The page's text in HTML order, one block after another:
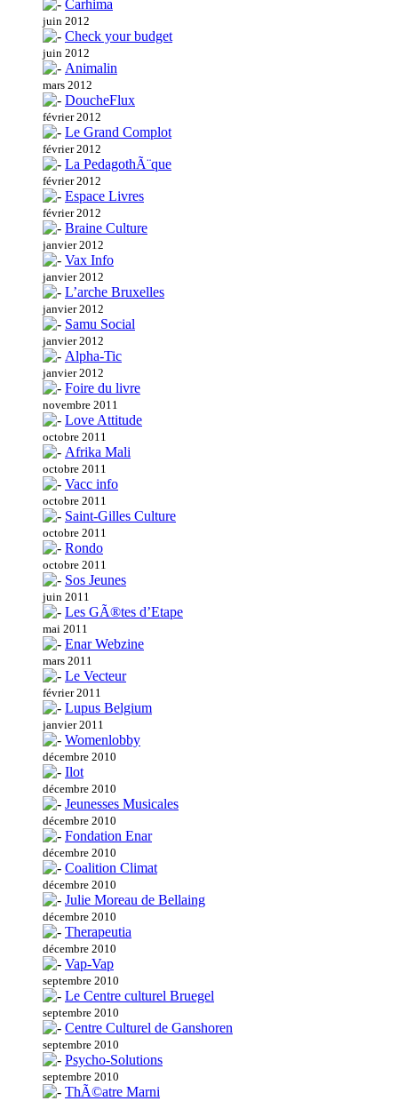
Carhima
juin 2012
Check your budget
juin 2012
Animalin
mars 2012
DoucheFlux
février 2012
Le Grand Complot
février 2012
La PedagothÃ¨que
février 2012
Espace Livres
février 2012
Braine Culture
janvier 2012
Vax Info
janvier 2012
L’arche Bruxelles
janvier 2012
Samu Social
janvier 2012
Alpha-Tic
janvier 2012
Foire du livre
novembre 2011
Love Attitude
octobre 2011
Afrika Mali
octobre 2011
Vacc info
octobre 2011
Saint-Gilles Culture
octobre 2011
Rondo
octobre 2011
Sos Jeunes
juin 2011
Les GÃ®tes d’Etape
mai 2011
Enar Webzine
mars 2011
Le Vecteur
février 2011
Lupus Belgium
janvier 2011
Womenlobby
décembre 2010
Ilot
décembre 2010
Jeunesses Musicales
décembre 2010
Fondation Enar
décembre 2010
Coalition Climat
décembre 2010
Julie Moreau de Bellaing
décembre 2010
Therapeutia
décembre 2010
Vap-Vap
septembre 2010
Le Centre culturel Bruegel
septembre 2010
Centre Culturel de Ganshoren
septembre 2010
Psycho-Solutions
septembre 2010
ThÃ©atre Marni